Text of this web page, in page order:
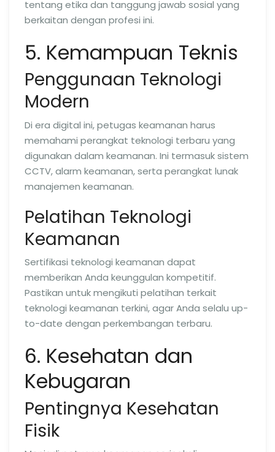
tentang etika dan tanggung jawab sosial yang
berkaitan dengan profesi ini.
5. Kemampuan Teknis
Penggunaan Teknologi
Modern
Di era digital ini, petugas keamanan harus
memahami perangkat teknologi terbaru yang
digunakan dalam keamanan. Ini termasuk sistem
CCTV, alarm keamanan, serta perangkat lunak
manajemen keamanan.
Pelatihan Teknologi
Keamanan
Sertifikasi teknologi keamanan dapat
memberikan Anda keunggulan kompetitif.
Pastikan untuk mengikuti pelatihan terkait
teknologi keamanan terkini, agar Anda selalu up-
to-date dengan perkembangan terbaru.
6. Kesehatan dan
Kebugaran
Pentingnya Kesehatan
Fisik